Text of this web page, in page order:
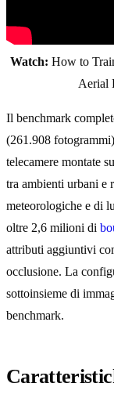
Watch: How to
Aerial
Il benchmark
(261.908
telecamere montate
tra ambienti urbani e
meteorologiche e di
oltre 2,6 milioni di
attributi aggiuntivi
occlusione. La
sottoinsieme di
benchmark.